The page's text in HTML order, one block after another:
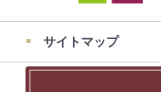
サイトマップ